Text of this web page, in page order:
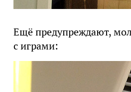
Ещё предупреждают,
с играми: